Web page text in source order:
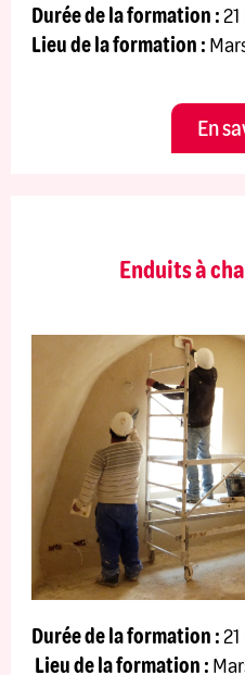
Durée de la formation :
Lieu de la formation :
En
Enduits à
Durée de la formation :
Lieu de la formation :